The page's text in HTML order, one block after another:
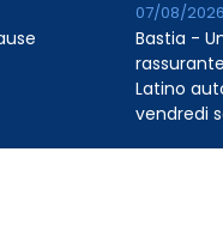
Bastia -
Latino
vendredi
07/08/2026